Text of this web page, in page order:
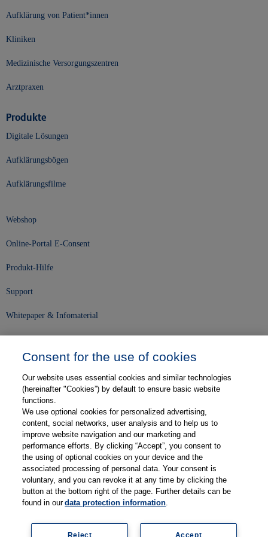
Aufklärung von Patient*innen
Kliniken
Medizinische Versorgungszentren
Arztpraxen
Produkte
Digitale Lösungen
Aufklärungsbögen
Aufklärungsfilme
Webshop
Online-Portal E-Consent
Produkt-Hilfe
Support
Whitepaper & Infomaterial
Karriere
Kontakt
Web-Semniare
Anwenderberichte
Partner
Consent for the use of cookies
Our website uses essential cookies and similar technologies
(hereinafter "Cookies”) by default to ensure basic website
functions.
We use optional cookies for personalized advertising,
content, social networks, user analysis and to help us to
improve website navigation and our marketing and
performance efforts. By clicking “Accept”, you consent to
the using of optional cookies on your device and the
associated processing of personal data. Your consent is
voluntary, and you can revoke it at any time by clicking the
button at the bottom right of the page. Further details can be
found in ourdata protection information.
Accept
Reject